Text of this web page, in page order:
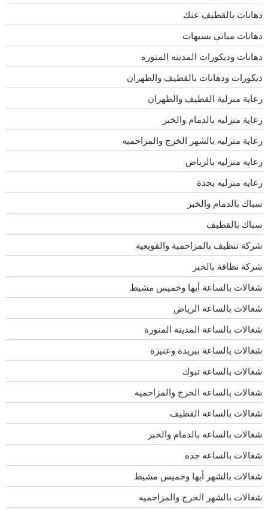
دهانات بالقطيف عنك
دهانات مباني بسيهات
دهانات وديكورات المدينه المنوره
ديكورات ودهانات بالقطيف والظهران
رعاية منزلية القطيف والظهران
رعاية منزليه بالدمام والخبر
رعاية منزليه بالشهر الخرج والمزاحميه
رعايه منزليه بالرياض
رعايه منزليه بجدة
سباك بالدمام والخبر
سباك بالقطيف
شركة تنظيف بالمزاحمية والقويعية
شركة نظافة بالخبر
شغالات بالساعة أبها وخميس مشيط
شغالات بالساعة الرياض
شغالات بالساعة المدينة المنورة
شغالات بالساعة ببريدة وعنيزة
شغالات بالساعة تبوك
شغالات بالساعه الخرج والمزاحميه
شغالات بالساعه القطيف
شغالات بالساعه بالدمام والخبر
شغالات بالساعه جده
شغالات بالشهر أبها وخميس مشيط
شغالات بالشهر الخرج والمزاحميه